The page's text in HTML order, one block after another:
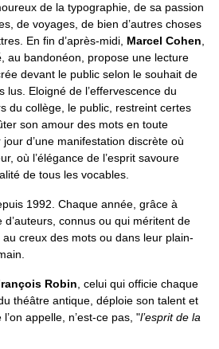
de la typographie, de sa passion
de voyages, de bien d’autres choses
En fin d’après-midi, Marcel Cohen
, au bandonéon, propose une lecture
devant le public selon le souhait de
lus. Eloigné de l’effervescence du
du collège, le public, restreint certes
son amour des mots en toute
d’une manifestation discrète où
où l’élégance de l’esprit savoure
de tous les vocables.
1992. Chaque année, grâce à
d’auteurs, connus ou qui méritent de
au creux des mots ou dans leur plain-
Robin , celui qui officie chaque
théâtre antique, déploie son talent et
appelle, n’est-ce pas, "l’esprit de la